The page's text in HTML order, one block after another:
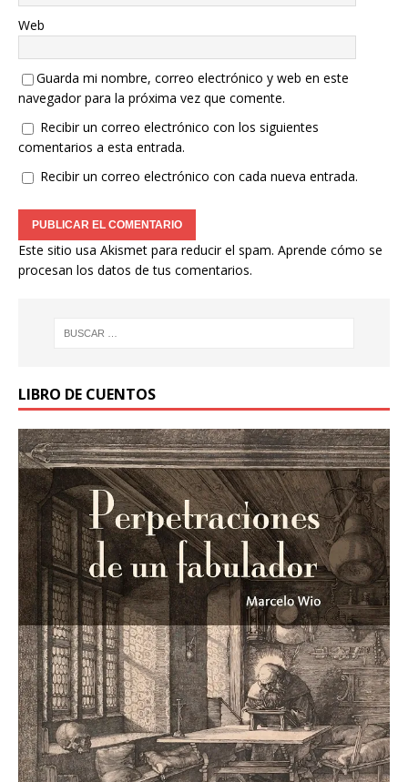
Web
Guarda mi nombre, correo electrónico y web en este
navegador para la próxima vez que comente.
Recibir un correo electrónico con los siguientes
comentarios a esta entrada.
Recibir un correo electrónico con cada nueva entrada.
Este sitio usa Akismet para reducir el spam. Aprende cómo se
procesan los datos de tus comentarios.
LIBRO DE CUENTOS